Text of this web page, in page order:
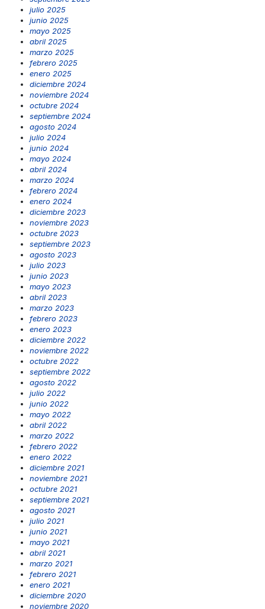
julio 2025
junio 2025
mayo 2025
abril 2025
marzo 2025
febrero 2025
enero 2025
diciembre 2024
noviembre 2024
octubre 2024
septiembre 2024
agosto 2024
julio 2024
junio 2024
mayo 2024
abril 2024
marzo 2024
febrero 2024
enero 2024
diciembre 2023
noviembre 2023
octubre 2023
septiembre 2023
agosto 2023
julio 2023
junio 2023
mayo 2023
abril 2023
marzo 2023
febrero 2023
enero 2023
diciembre 2022
noviembre 2022
octubre 2022
septiembre 2022
agosto 2022
julio 2022
junio 2022
mayo 2022
abril 2022
marzo 2022
febrero 2022
enero 2022
diciembre 2021
noviembre 2021
octubre 2021
septiembre 2021
agosto 2021
julio 2021
junio 2021
mayo 2021
abril 2021
marzo 2021
febrero 2021
enero 2021
diciembre 2020
noviembre 2020